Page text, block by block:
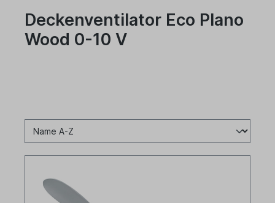
Deckenventilator Eco Plano
Wood 0-10 V